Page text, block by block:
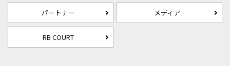
パートナー メディア
RB COURT